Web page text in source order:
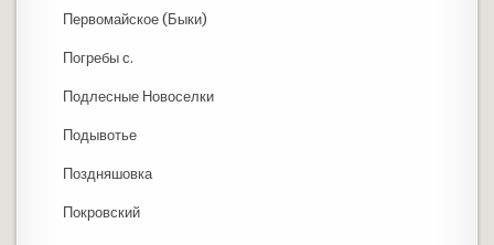
Первомайское (Быки)
Погребы с.
Подлесные Новоселки
Подывотье
Поздняшовка
Покровский